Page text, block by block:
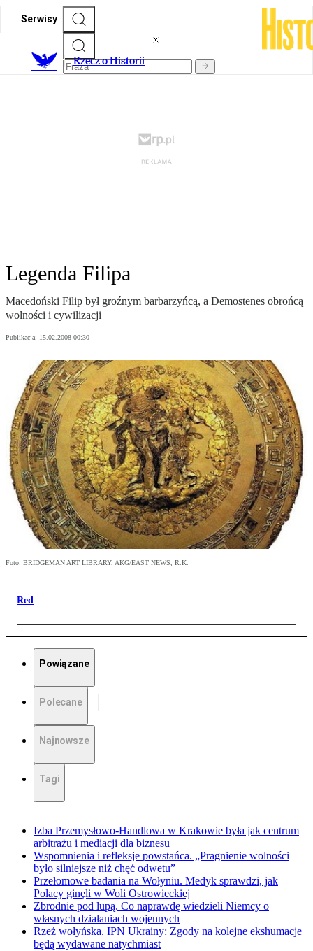
Serwisy
Rzecz o Historii
Legenda Filipa
Macedoński Filip był groźnym barbarzyńcą, a Demostenes obrońcą
wolności i cywilizacji
Publikacja: 15.02.2008 00:30
Foto: BRIDGEMAN ART LIBRARY, AKG/EAST NEWS, R.K.
Red
Powiązane
Polecane
Najnowsze
Tagi
Izba Przemysłowo-Handlowa w Krakowie była jak centrum
arbitrażu i mediacji dla biznesu
Wspomnienia i refleksje powstańca. „Pragnienie wolności
było silniejsze niż chęć odwetu”
Przełomowe badania na Wołyniu. Medyk sprawdzi, jak
Polacy ginęli w Woli Ostrowieckiej
Zbrodnie pod lupą. Co naprawdę wiedzieli Niemcy o
własnych działaniach wojennych
Rzeź wołyńska. IPN Ukrainy: Zgody na kolejne ekshumacje
będą wydawane natychmiast